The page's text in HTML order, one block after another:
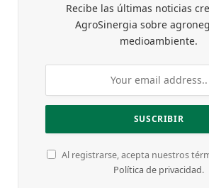
Recibe las últimas noticias
AgroSinergia sobre
medioambiente.
Al registrarse, acepta nuestros
Política de privacidad.